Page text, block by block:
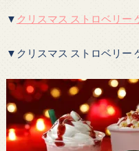
▼ クリスマス ストロベリー
▼クリスマス ストロベリー